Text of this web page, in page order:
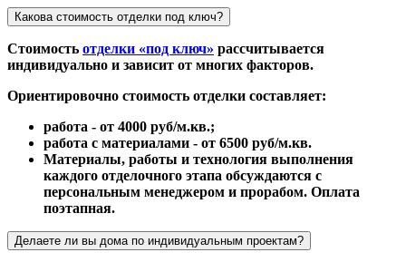
Какова стоимость отделки под ключ?
Стоимость отделки «под ключ» рассчитывается
индивидуально и зависит от многих факторов.
Ориентировочно стоимость отделки составляет:
работа - от 4000 руб/м.кв.;
работа с материалами - от 6500 руб/м.кв.
Материалы, работы и технология выполнения
каждого отделочного этапа обсуждаются с
персональным менеджером и прорабом. Оплата
поэтапная.
Делаете ли вы дома по индивидуальным проектам?